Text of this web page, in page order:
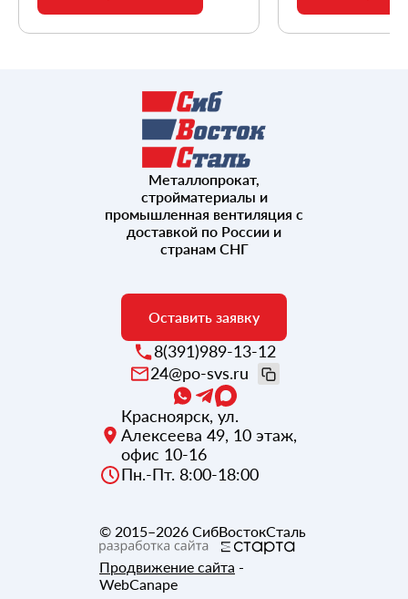
Металлопрокат,
стройматериалы и
промышленная вентиляция с
доставкой по России и
странам СНГ
Оставить заявку
8(391)989-13-12
24@po-svs.ru
Красноярск, ул.
Алексеева 49, 10 этаж,
офис 10-16
Пн.-Пт. 8:00-18:00
© 2015–2026 СибВостокСталь
Продвижение сайта -
WebCanape